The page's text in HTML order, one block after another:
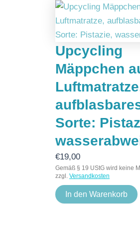
Upcycling
Mäppchen
Sorte:
€19,00
Gemäß § 19 UStG wird keine
zzgl. Versandkosten
In den Warenkorb